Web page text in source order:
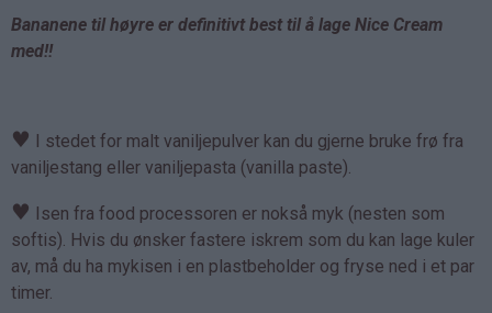
Bananene til høyre er definitivt best til å lage Nice Cream
med!!
♥ I stedet for malt vaniljepulver kan du gjerne bruke frø fra
vaniljestang eller vaniljepasta (vanilla paste).
♥ Isen fra food processoren er nokså myk (nesten som
softis). Hvis du ønsker fastere iskrem som du kan lage kuler
av, må du ha mykisen i en plastbeholder og fryse ned i et par
timer.